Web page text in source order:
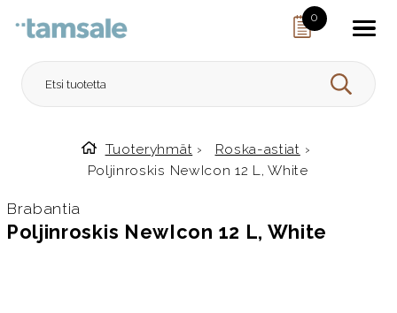
0
HAE
Etusivulle
Tuoteryhmät › Roska-astiat ›
Poljinroskis NewIcon 12 L, White
Brabantia
Poljinroskis NewIcon 12 L, White